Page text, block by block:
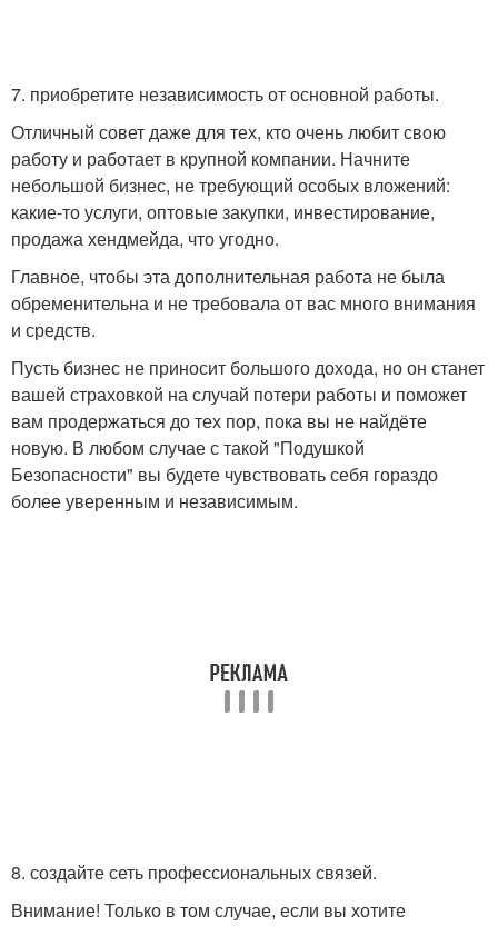
7. приобретите независимость от основной работы.
Отличный совет даже для тех, кто очень любит свою
работу и работает в крупной компании. Начните
небольшой бизнес, не требующий особых вложений:
какие-то услуги, оптовые закупки, инвестирование,
продажа хендмейда, что угодно.
Главное, чтобы эта дополнительная работа не была
обременительна и не требовала от вас много внимания
и средств.
Пусть бизнес не приносит большого дохода, но он станет
вашей страховкой на случай потери работы и поможет
вам продержаться до тех пор, пока вы не найдёте
новую. В любом случае с такой "Подушкой
Безопасности" вы будете чувствовать себя гораздо
более уверенным и независимым.
8. создайте сеть профессиональных связей.
Внимание! Только в том случае, если вы хотите